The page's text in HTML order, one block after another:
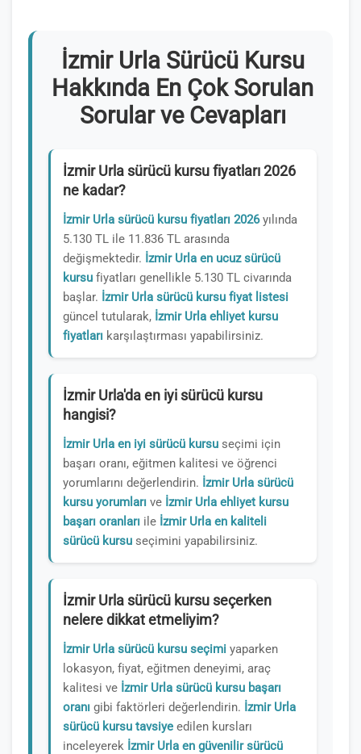
İzmir Urla Sürücü Kursu
Hakkında En Çok Sorulan
Sorular ve Cevapları
İzmir Urla sürücü kursu fiyatları 2026
ne kadar?
İzmir Urla sürücü kursu fiyatları 2026yılında
5.130 TL ile 11.836 TL arasında
değişmektedir. İzmir Urla en ucuz sürücü
kursu fiyatları genellikle 5.130 TL civarında
başlar. İzmir Urla sürücü kursu fiyat listesi
güncel tutularak, İzmir Urla ehliyet kursu
fiyatları karşılaştırması yapabilirsiniz.
İzmir Urla'da en iyi sürücü kursu
hangisi?
İzmir Urla en iyi sürücü kursu seçimi için
başarı oranı, eğitmen kalitesi ve öğrenci
yorumlarını değerlendirin. İzmir Urla sürücü
kursu yorumları ve İzmir Urla ehliyet kursu
başarı oranları ile İzmir Urla en kaliteli
sürücü kursu seçimini yapabilirsiniz.
İzmir Urla sürücü kursu seçerken
nelere dikkat etmeliyim?
İzmir Urla sürücü kursu seçimi yaparken
lokasyon, fiyat, eğitmen deneyimi, araç
kalitesi ve İzmir Urla sürücü kursu başarı
oranı gibi faktörleri değerlendirin. İzmir Urla
sürücü kursu tavsiye edilen kursları
inceleyerek İzmir Urla en güvenilir sürücü